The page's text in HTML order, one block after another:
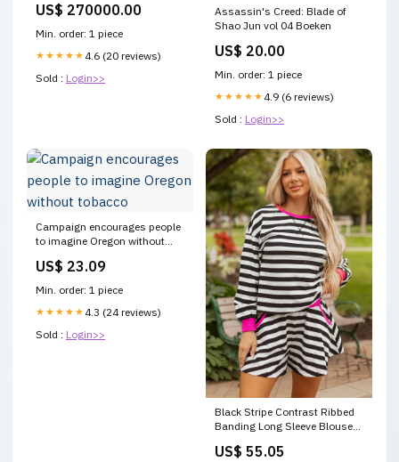
US$ 270000.00
Min. order: 1 piece
★★★★★ 4.6 (20 reviews)
Sold : Login>>
Assassin's Creed: Blade of
Shao Jun vol 04 Boeken
US$ 20.00
Min. order: 1 piece
★★★★★ 4.9 (6 reviews)
Sold : Login>>
Campaign encourages people
to imagine Oregon without
US$ 23.09
Min. order: 1 piece
★★★★★ 4.3 (24 reviews)
Sold : Login>>
Black Stripe Contrast Ribbed
Banding Long Sleeve Blouse
Independence
US$ 55.05